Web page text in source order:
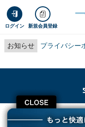
ログイン 新規会員登録
お知らせ プライバシー